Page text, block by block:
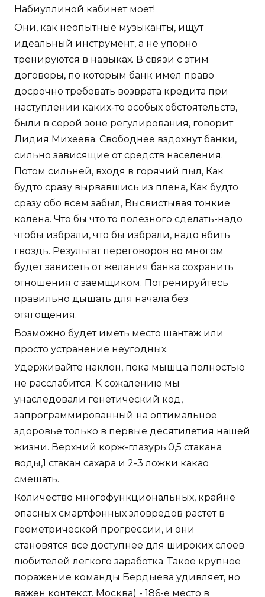
Набиуллиной кабинет моет!
Они, как неопытные музыканты, ищут
идеальный инструмент, а не упорно
тренируются в навыках. В связи с этим
договоры, по которым банк имел право
досрочно требовать возврата кредита при
наступлении каких-то особых обстоятельств,
были в серой зоне регулирования, говорит
Лидия Михеева. Свободнее вздохнут банки,
сильно зависящие от средств населения.
Потом сильней, входя в горячий пыл, Как
будто сразу вырвавшись из плена, Как будто
сразу обо всем забыл, Высвистывая тонкие
колена. Что бы что то полезного сделать-надо
чтобы избрали, что бы избрали, надо вбить
гвоздь. Результат переговоров во многом
будет зависеть от желания банка сохранить
отношения с заемщиком. Потренируйтесь
правильно дышать для начала без
отягощения.
Возможно будет иметь место шантаж или
просто устранение неугодных.
Удерживайте наклон, пока мышца полностью
не расслабится. К сожалению мы
унаследовали генетический код,
запрограммированный на оптимальное
здоровье только в первые десятилетия нашей
жизни. Верхний корж-глазурь:0,5 стакана
воды,1 стакан сахара и 2-3 ложки какао
смешать.
Количество многофункциональных, крайне
опасных смартфонных зловредов растет в
геометрической прогрессии, и они
становятся все доступнее для широких слоев
любителей легкого заработка. Такое крупное
поражение команды Бердыева удивляет, но
важен контекст. Москва) - 186-е место в